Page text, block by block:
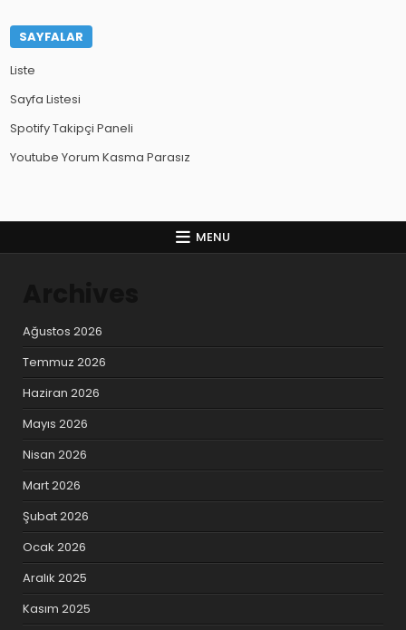
SAYFALAR
Liste
Sayfa Listesi
Spotify Takipçi Paneli
Youtube Yorum Kasma Parasız
MENU
Ağustos 2026
Temmuz 2026
Haziran 2026
Mayıs 2026
Nisan 2026
Mart 2026
Şubat 2026
Ocak 2026
Aralık 2025
Kasım 2025